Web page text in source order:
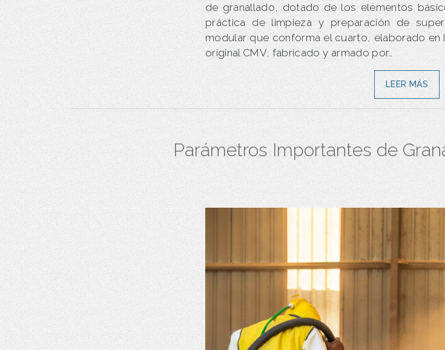
de granallado, dotado de los elementos
práctica de limpieza y preparación de
modular que conforma el cuarto, elaborado
original CMV, fabricado y armado por…
LEER MÁS
Parámetros Importantes de